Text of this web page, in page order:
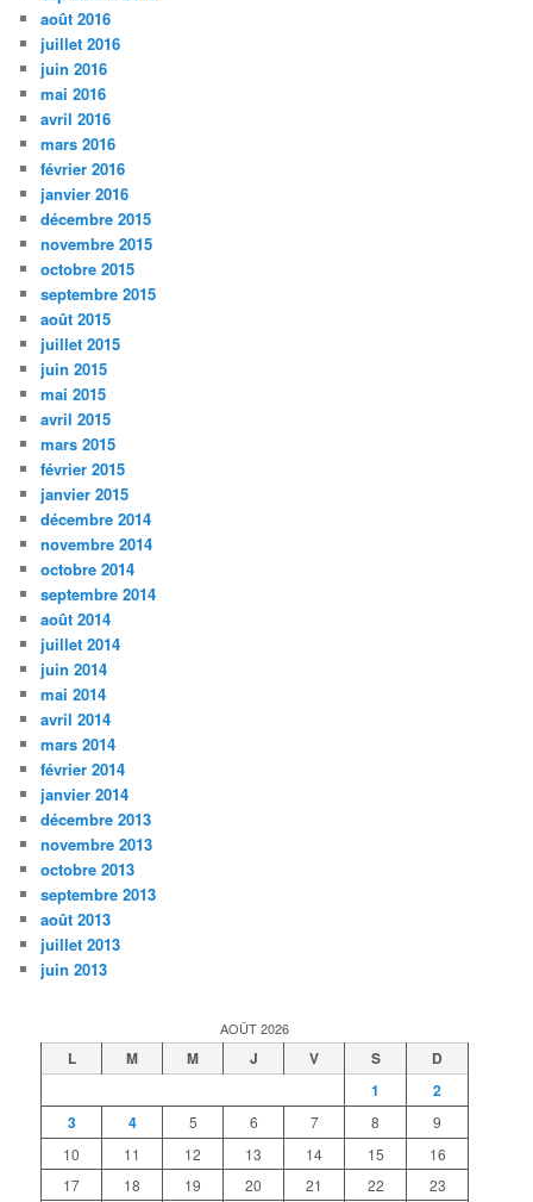
août 2016
juillet 2016
juin 2016
mai 2016
avril 2016
mars 2016
février 2016
janvier 2016
décembre 2015
novembre 2015
octobre 2015
septembre 2015
août 2015
juillet 2015
juin 2015
mai 2015
avril 2015
mars 2015
février 2015
janvier 2015
décembre 2014
novembre 2014
octobre 2014
septembre 2014
août 2014
juillet 2014
juin 2014
mai 2014
avril 2014
mars 2014
février 2014
janvier 2014
décembre 2013
novembre 2013
octobre 2013
septembre 2013
août 2013
juillet 2013
juin 2013
AOÛT 2026
L M M J V S
D
1
2
3
4 5 6 7 8
9
10
11 12 13 14 15
16
17
18 19 20 21 22 23